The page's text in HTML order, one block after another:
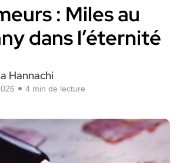
: Miles au
dans l’éternité
Hannachi
4 min de lecture